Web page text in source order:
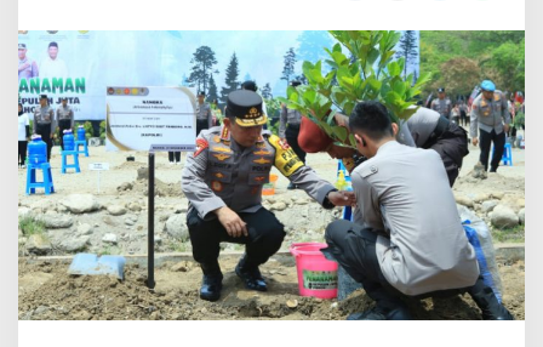
t
S
a
m
b
u
t
K
e
d
a
t